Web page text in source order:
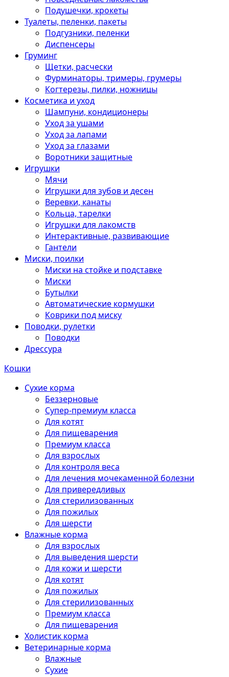
Подушечки, крокеты
Туалеты, пеленки, пакеты
Подгузники, пеленки
Диспенсеры
Груминг
Щетки, расчески
Фурминаторы, тримеры, грумеры
Когтерезы, пилки, ножницы
Косметика и уход
Шампуни, кондиционеры
Уход за ушами
Уход за лапами
Уход за глазами
Воротники защитные
Игрушки
Мячи
Игрушки для зубов и десен
Веревки, канаты
Кольца, тарелки
Игрушки для лакомств
Интерактивные, развивающие
Гантели
Миски, поилки
Миски на стойке и подставке
Миски
Бутылки
Автоматические кормушки
Коврики под миску
Поводки, рулетки
Поводки
Дрессура
Кошки
Сухие корма
Беззерновые
Супер-премиум класса
Для котят
Для пищеварения
Премиум класса
Для взрослых
Для контроля веса
Для лечения мочекаменной болезни
Для привередливых
Для стерилизованных
Для пожилых
Для шерсти
Влажные корма
Для взрослых
Для выведения шерсти
Для кожи и шерсти
Для котят
Для пожилых
Для стерилизованных
Премиум класса
Для пищеварения
Холистик корма
Ветеринарные корма
Влажные
Сухие